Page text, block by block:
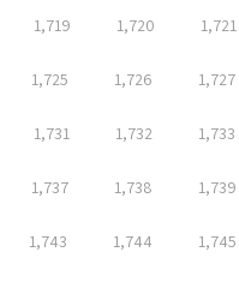
1,719 1,720 1,721
1,725 1,726 1,727
1,731 1,732 1,733
1,737 1,738 1,739
1,743 1,744 1,745